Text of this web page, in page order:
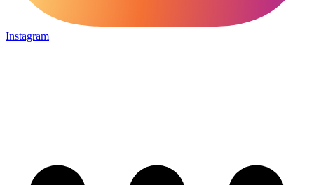
Instagram